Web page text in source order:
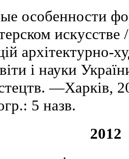
архітектурно-
і науки
5 назв.
2012